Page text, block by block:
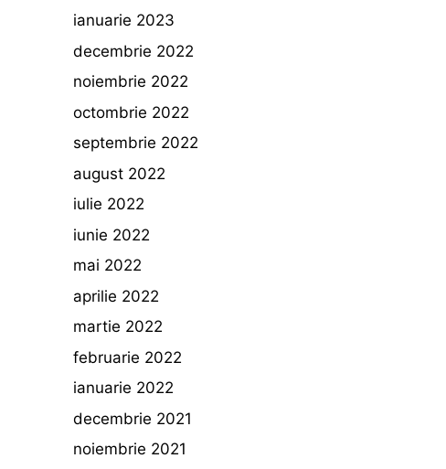
ianuarie 2023
decembrie 2022
noiembrie 2022
octombrie 2022
septembrie 2022
august 2022
iulie 2022
iunie 2022
mai 2022
aprilie 2022
martie 2022
februarie 2022
ianuarie 2022
decembrie 2021
noiembrie 2021